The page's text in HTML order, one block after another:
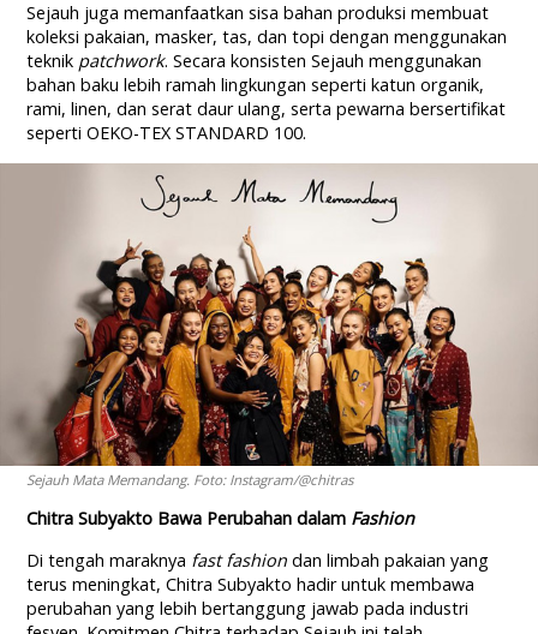
Sejauh juga memanfaatkan sisa bahan produksi membuat
koleksi pakaian, masker, tas, dan topi dengan menggunakan
teknik patchwork. Secara konsisten Sejauh menggunakan
bahan baku lebih ramah lingkungan seperti katun organik,
rami, linen, dan serat daur ulang, serta pewarna bersertifikat
seperti OEKO-TEX STANDARD 100.
Sejauh Mata Memandang. Foto: Instagram/@chitras
Chitra Subyakto Bawa Perubahan dalam Fashion
Di tengah maraknya fast fashion dan limbah pakaian yang
terus meningkat, Chitra Subyakto hadir untuk membawa
perubahan yang lebih bertanggung jawab pada industri